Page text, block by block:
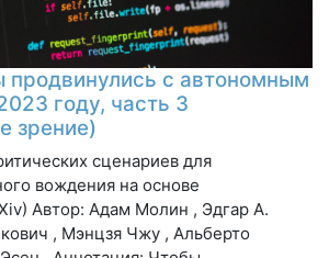
продвинулись с автономным
году, часть 3
зрение)
сценариев для
вождения на основе
Автор: Адам Молин , Эдгар А.
, Мэнцзя Чжу , Альберто